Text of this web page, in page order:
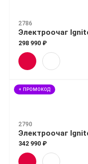
2786
Электроочаг
298 990 ₽
+ ПРОМОКОД
2790
Электроочаг
342 990 ₽